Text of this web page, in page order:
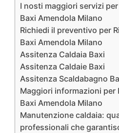
I nosti maggiori servizi
Baxi Amendola Milano
Richiedi il preventivo per
Baxi Amendola Milano
Assitenza Caldaia Baxi
Assitenza Caldaie Baxi
Assitenza Scaldabagno
Maggiori informazioni per
Baxi Amendola Milano
Manutenzione caldaia:
professionali che